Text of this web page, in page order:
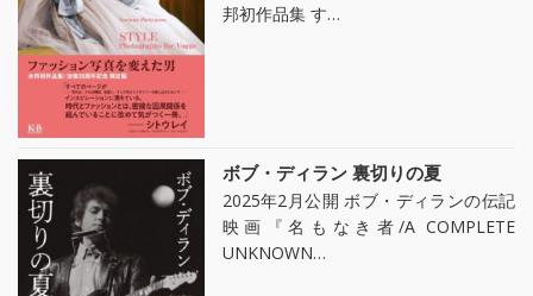
邦初作品集 す…
ボブ・ディラン 裏切りの夏
2025年2月公開 ボブ・ディランの伝記
映画『名もなき者/A COMPLETE
UNKNOWN…